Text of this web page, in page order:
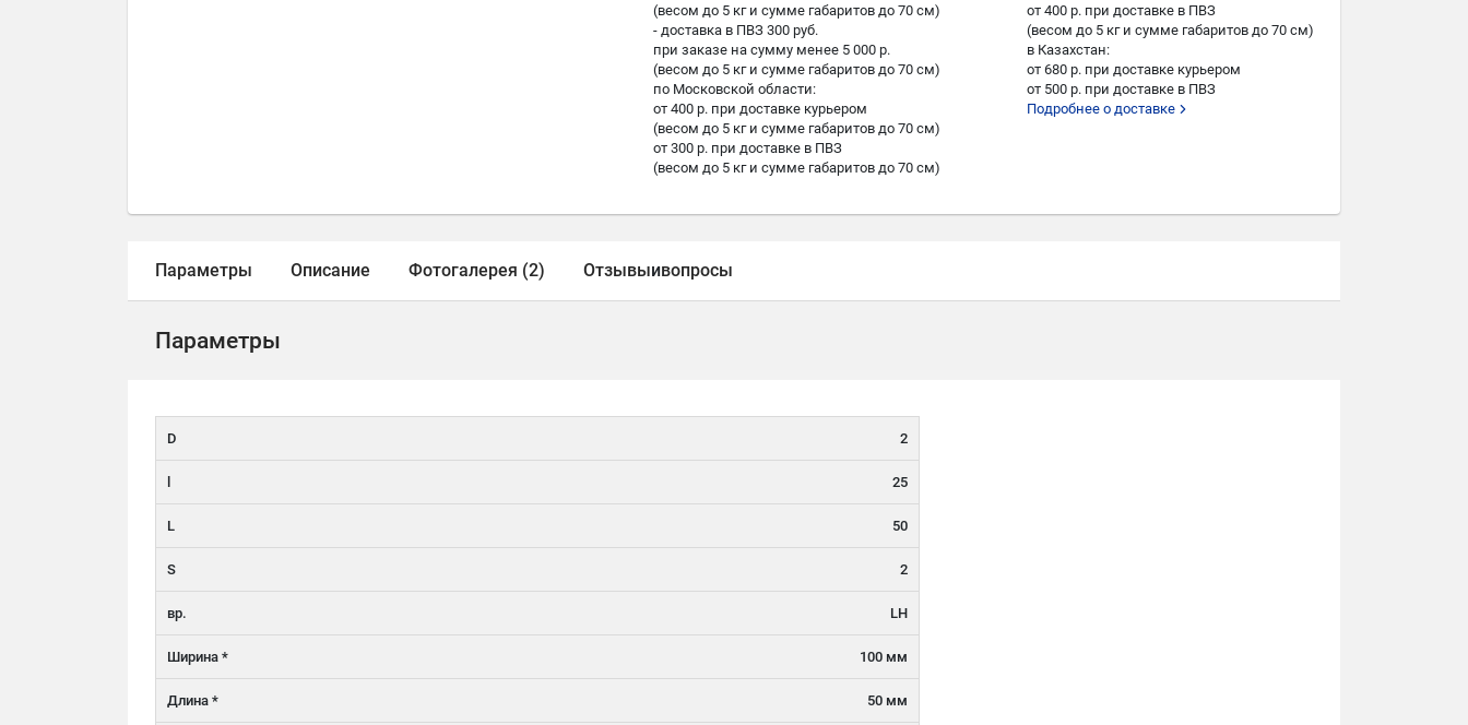
(весом до 5 кг и сумме габаритов до 70 см)
- доставка в ПВЗ 300 руб.
при заказе на сумму менее 5 000 р.
(весом до 5 кг и сумме габаритов до 70 см)
по Московской области:
от 400 р. при доставке курьером
(весом до 5 кг и сумме габаритов до 70 см)
от 300 р. при доставке в ПВЗ
(весом до 5 кг и сумме габаритов до 70 см)
от 400 р. при доставке в ПВЗ
(весом до 5 кг и сумме габаритов до 70 см)
в Казахстан:
от 680 р. при доставке курьером
от 500 р. при доставке в ПВЗ
Подробнее о доставке
Параметры Описание Фотогалерея (2) Отзывыивопросы
Параметры
D 2
l 25
L 50
S 2
вр. LH
Ширина * 100 мм
Длина * 50 мм